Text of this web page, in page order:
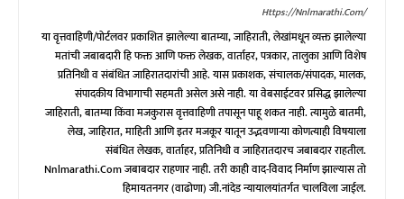
Https://nnlmarathi.com/
या वृत्तवाहिणी/पोर्टलवर प्रकाशित झालेल्या बातम्या, जाहिराती, लेखांमधून व्यक्त झालेल्या
मतांची जबाबदारी हि फक्त आणि फक्त लेखक, वार्ताहर, पत्रकार, तालुका आणि विशेष
प्रतिनिधी व संबंधित जाहिरातदारांची आहे. यास प्रकाशक, संचालक/संपादक, मालक,
संपादकीय विभागाची सहमती असेल असे नाही. या वेबसाईटवर प्रसिद्ध झालेल्या
जाहिराती, बातम्या किंवा मजकुरास वृत्तवाहिणी तपासून पाहू शकत नाही. त्यामुळे बातमी,
लेख, जाहिरात, माहिती आणि इतर मजकूर यातून उद्भवणाऱ्या कोणत्याही विषयाला
संबंधित लेखक, वार्ताहर, प्रतिनिधी व जाहिरातदारच जबाबदार राहतील.
Nnlmarathi.com जबाबदार राहणार नाही. तरी काही वाद-विवाद निर्माण झाल्यास तो
हिमायतनगर (वाढोणा) जी.नांदेड न्यायालयांतर्गत चालविला जाईल.